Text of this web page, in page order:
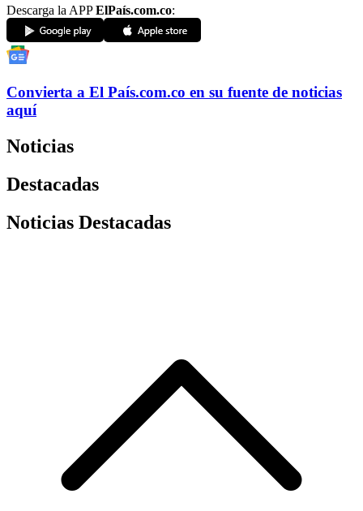
Descarga la APPElPaís.com.co:
Convierta a El País.com.co en su fuente de noticias
aquí
Noticias
Destacadas
Noticias Destacadas